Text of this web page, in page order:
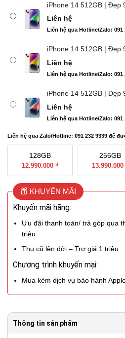
iPhone 14 512GB | Đẹp
Liên hệ
Liên hệ qua Hotline/Zalo:
iPhone 14 512GB | Đẹp
Liên hệ
Liên hệ qua Hotline/Zalo:
iPhone 14 512GB | Đẹp
Liên hệ
Liên hệ qua Hotline/Zalo:
Liên hệ qua Zalo/Hotline: 091 232 9339 để
128GB
12.990.000 ₫
256GB
13.990.000
KHUYẾN MÃI
Khuyến mãi hãng:
Ưu đãi thanh toán/ trả góp qua
triệu
Thu cũ lên đời – Trợ giá 1 triệu
Chương trình khuyến mại:
Mua kèm dịch vụ bảo hành
Thông tin sản phẩm